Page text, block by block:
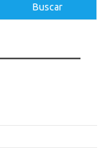
Buscar